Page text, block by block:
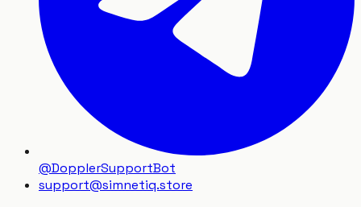
@DopplerSupportBot
support@simnetiq.store